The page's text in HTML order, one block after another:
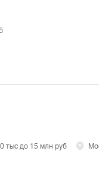
тыс до 15 млн руб